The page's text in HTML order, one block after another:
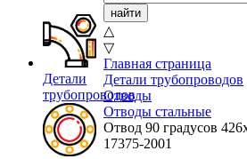
Детали
трубопроводов
△
▽
Главная страница
Детали трубопроводов
Отводы
Отводы стальные
Отвод 90 градусов
17375-2001